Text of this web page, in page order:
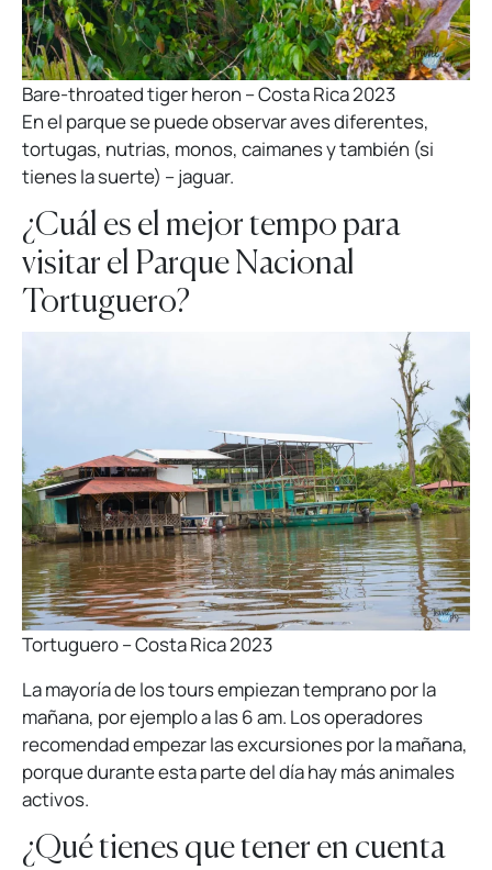
Bare-throated tiger heron – Costa Rica 2023
En el parque se puede observar aves diferentes,
tortugas, nutrias, monos, caimanes y también (si
tienes la suerte) – jaguar.
¿Cuál es el mejor tempo para
visitar el Parque Nacional
Tortuguero?
Tortuguero – Costa Rica 2023
La mayoría de los tours empiezan temprano por la
mañana, por ejemplo a las 6 am. Los operadores
recomendad empezar las excursiones por la mañana,
porque durante esta parte del día hay más animales
activos.
¿Qué tienes que tener en cuenta